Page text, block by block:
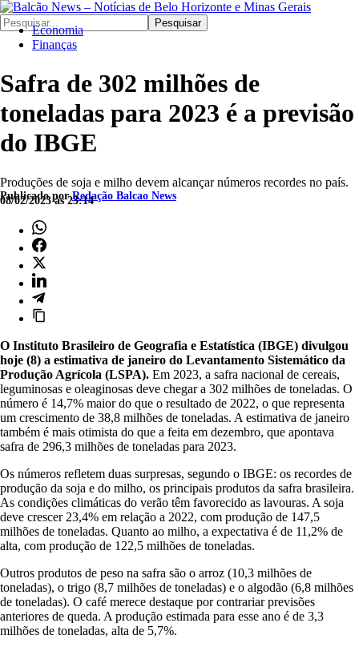
Pesquisar
Economia
Finanças
Safra de 302 milhões de
toneladas para 2023 é a previsão
do IBGE
Produções de soja e milho devem alcançar números recordes no país.
Publicado porRedação Balcao News
08/02/2023 às 23:14
O Instituto Brasileiro de Geografia e Estatística (IBGE) divulgou
hoje (8) a estimativa de janeiro do Levantamento Sistemático da
Produção Agrícola (LSPA). Em 2023, a safra nacional de cereais,
leguminosas e oleaginosas deve chegar a 302 milhões de toneladas. O
número é 14,7% maior do que o resultado de 2022, o que representa
um crescimento de 38,8 milhões de toneladas. A estimativa de janeiro
também é mais otimista do que a feita em dezembro, que apontava
safra de 296,3 milhões de toneladas para 2023.
Os números refletem duas surpresas, segundo o IBGE: os recordes de
produção da soja e do milho, os principais produtos da safra brasileira.
As condições climáticas do verão têm favorecido as lavouras. A soja
deve crescer 23,4% em relação a 2022, com produção de 147,5
milhões de toneladas. Quanto ao milho, a expectativa é de 11,2% de
alta, com produção de 122,5 milhões de toneladas.
Outros produtos de peso na safra são o arroz (10,3 milhões de
toneladas), o trigo (8,7 milhões de toneladas) e o algodão (6,8 milhões
de toneladas). O café merece destaque por contrariar previsões
anteriores de queda. A produção estimada para esse ano é de 3,3
milhões de toneladas, alta de 5,7%.